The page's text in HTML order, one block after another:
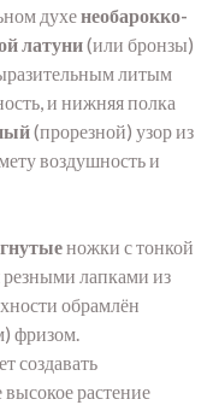
духенеобарокко-
латуни(или бронзы)
литым
и нижняя полка
(прорезной) узор из
воздушность и
ножки с тонкой
лапками из
обрамлён
фризом.
создавать
растение